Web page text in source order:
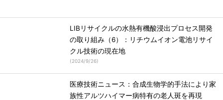
LIBリサイクルの水熱有機酸浸出プロセス開発
の取り組み（6）：リチウムイオン電池リサイ
クル技術の現在地
(2024/9/26)
医療技術ニュース：合成生物学的手法により家
族性アルツハイマー病特有の老人斑を再現